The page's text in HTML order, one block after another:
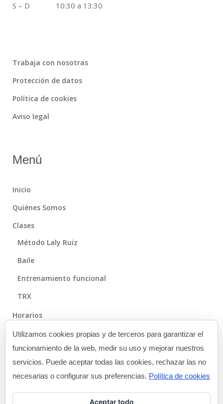
S – D 10:30 a 13:30
Trabaja con nosotras
Protección de datos
Política de cookies
Aviso legal
Menú
Inicio
Quiénes Somos
Clases
Método Laly Ruiz
Baile
Entrenamiento funcional
TRX
Horarios
Método
Galería
Utilizamos cookies propias y de terceros para garantizar el
funcionamiento de la web, medir su uso y mejorar nuestros
servicios. Puede aceptar todas las cookies, rechazar las no
necesarias o configurar sus preferencias. Política de cookies
Aceptar todo